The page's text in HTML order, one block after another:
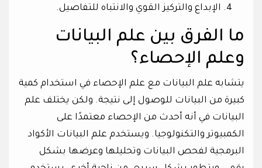
الإبداع والتركيز القوي والانتباه للتفاصيل.
ما الفرق بين علم البيانات
وعلم الإحصاء؟
يتشابه علم البيانات مع علم الإحصاء في استخدام كمية
كبيرة من البيانات للوصول إلى نتيجة. ولكن يختلف علم
البيانات في أنه أحدث من الإحصاء معتمدًا على
الكمبيوتر والتكنولوجيا. ويستخدم علم البيانات الأكواد
البرمجية لفحص البيانات وتحليلها وعرضها بشكل